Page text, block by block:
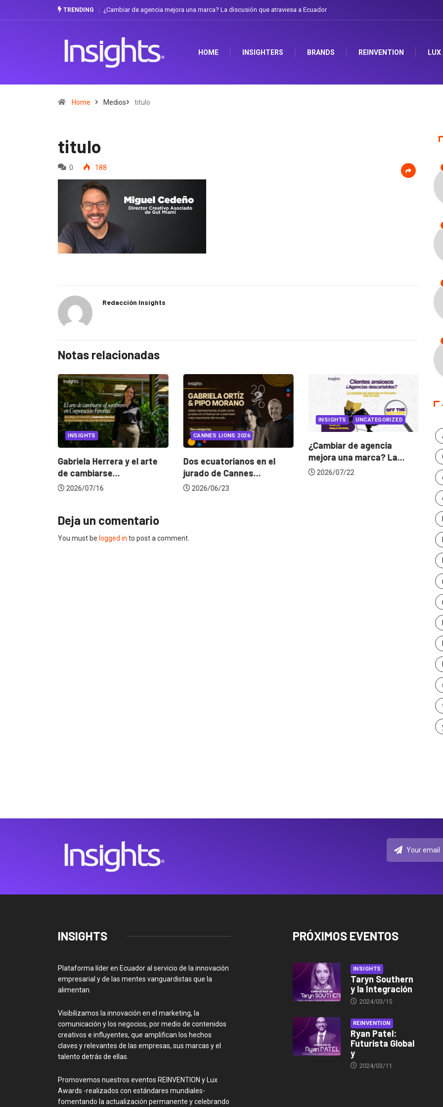
TRENDING ¿Cambiar de agencia mejora una marca? La discusión que atraviesa a Ecuador
HOME INSIGHTERS BRANDS REINVENTION LUX
Home Medios titulo
titulo
0 188
Redacción Insights
Notas relacionadas
INSIGHTS
Gabriela Herrera y el arte
de cambiarse...
2026/07/16
CANNES LIONS 2026
Dos ecuatorianos en el
jurado de Cannes...
2026/06/23
INSIGHTS UNCATEGORIZED
¿Cambiar de agencia
mejora una marca? La...
2026/07/22
Deja un comentario
You must be logged in to post a comment.
INSIGHTS
Plataforma líder en Ecuador al servicio de la innovación
empresarial y de las mentes vanguardistas que la
alimentan.
Visibilizamos la innovación en el marketing, la
comunicación y los negocios, por medio de contenidos
creativos e influyentes, que amplifican los hechos
claves y relevantes de las empresas, sus marcas y el
talento detrás de ellas.
Promovemos nuestros eventos REINVENTION y Lux
Awards -realizados con estándares mundiales-
fomentando la actualización permanente y celebrando
PRÓXIMOS EVENTOS
INSIGHTS
Taryn Southern
y la Integración
2024/03/15
REINVENTION
Ryan Patel:
Futurista Global
y
2024/03/11